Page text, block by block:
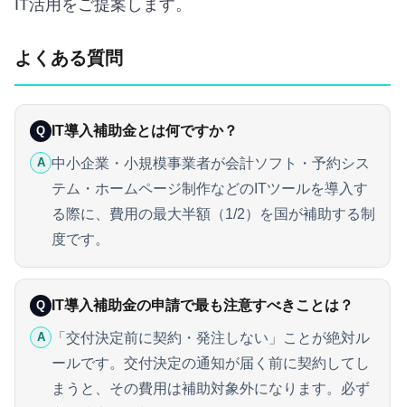
IT活用をご提案します。
よくある質問
Q IT導入補助金とは何ですか？
A 中小企業・小規模事業者が会計ソフト・予約シス
テム・ホームページ制作などのITツールを導入す
る際に、費用の最大半額（1/2）を国が補助する制
度です。
Q IT導入補助金の申請で最も注意すべきことは？
A
「交付決定前に契約・発注しない」ことが絶対ル
ールです。交付決定の通知が届く前に契約してし
まうと、その費用は補助対象外になります。必ず